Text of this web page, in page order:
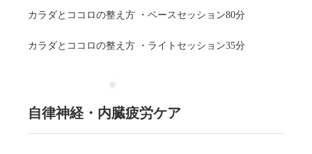
カラダとココロの整え方 ・ベースセッション80分
カラダとココロの整え方 ・ライトセッション35分
自律神経・内臓疲労ケア